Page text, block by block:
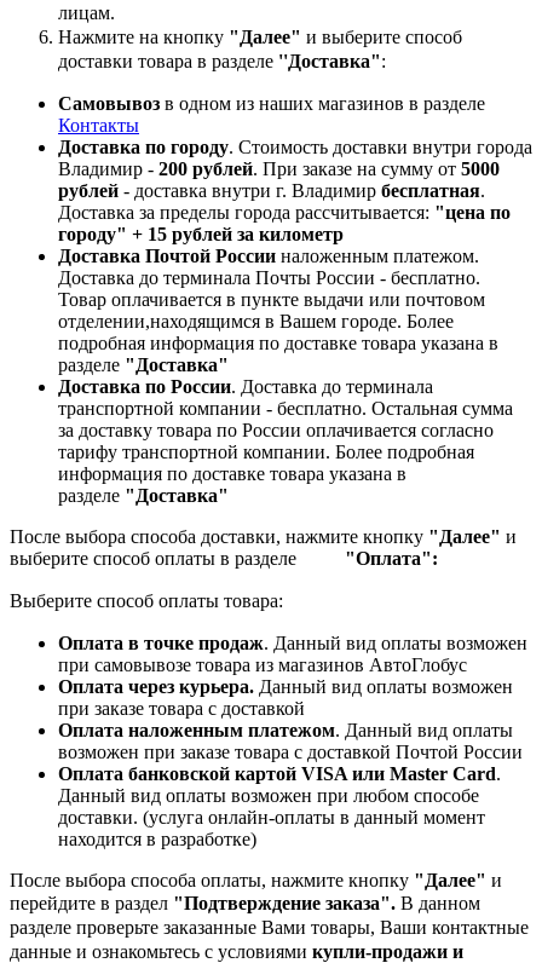
лицам.
Нажмите на кнопку "Далее" и выберите способ
доставки товара в разделе ''Доставка":
Самовывоз в одном из наших магазинов в разделе
Контакты
Доставка по городу. Стоимость доставки внутри города
Владимир - 200 рублей. При заказе на сумму от 5000
рублей - доставка внутри г. Владимир бесплатная.
Доставка за пределы города рассчитывается: "цена по
городу" + 15 рублей за километр
Доставка Почтой России наложенным платежом.
Доставка до терминала Почты России - бесплатно.
Товар оплачивается в пункте выдачи или почтовом
отделении,находящимся в Вашем городе. Более
подробная информация по доставке товара указана в
разделе "Доставка"
Доставка по России. Доставка до терминала
транспортной компании - бесплатно. Остальная сумма
за доставку товара по России оплачивается согласно
тарифу транспортной компании. Более подробная
информация по доставке товара указана в
разделе "Доставка"
После выбора способа доставки, нажмите кнопку "Далее" и
выберите способ оплаты в разделе "Оплата":
Выберите способ оплаты товара:
Оплата в точке продаж. Данный вид оплаты возможен
при самовывозе товара из магазинов АвтоГлобус
Оплата через курьера. Данный вид оплаты возможен
при заказе товара с доставкой
Оплата наложенным платежом. Данный вид оплаты
возможен при заказе товара с доставкой Почтой России
Оплата банковской картой VISA или Master Card.
Данный вид оплаты возможен при любом способе
доставки. (услуга онлайн-оплаты в данный момент
находится в разработке)
После выбора способа оплаты, нажмите кнопку "Далее" и
перейдите в раздел "Подтверждение заказа". В данном
разделе проверьте заказанные Вами товары, Ваши контактные
данные и ознакомьтесь с условиями купли-продажи и